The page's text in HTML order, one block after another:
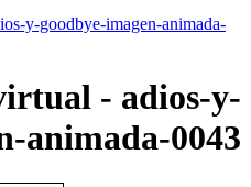
y-goodbye-imagen-animada-
- adios-y-
animada-0043